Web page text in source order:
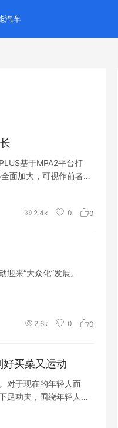
汽车
基于MPA2平台打
面加大，可视作前者
2.4k 0 0
来“大众化”发展。
2.6k 0 0
买菜又运动
对于现在的年轻人而
足功夫，围绕年轻人的